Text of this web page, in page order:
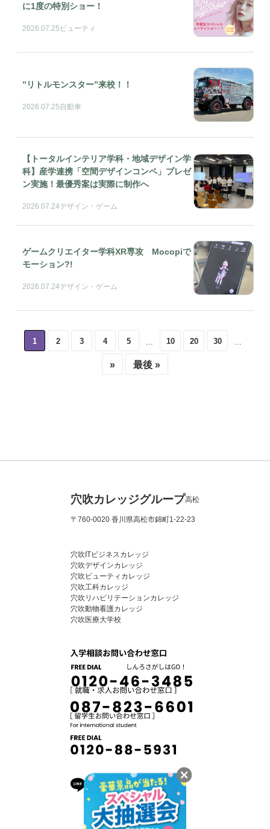
に1度の特別ショー！
2026.07.25 ビューティ
”リトルモンスター”来校！！
2026.07.25自動車
【トータルインテリア学科・地域デザイン学
科】産学連携「空間デザインコンペ」プレゼ
ン実施！最優秀案は実際に制作へ
2026.07.24デザイン・ゲーム
ゲームクリエイター学科XR専攻 Mocopiで
モーション?!
2026.07.24デザイン・ゲーム
1 2 3 4 5 10 20 30
» 最後 »
穴吹カレッジグループ高松
〒760-0020 香川県高松市錦町1-22-23
穴吹ITビジネスカレッジ
穴吹デザインカレッジ
穴吹ビューティカレッジ
穴吹工科カレッジ
穴吹リハビリテーションカレッジ
穴吹動物看護カレッジ
穴吹医療大学校